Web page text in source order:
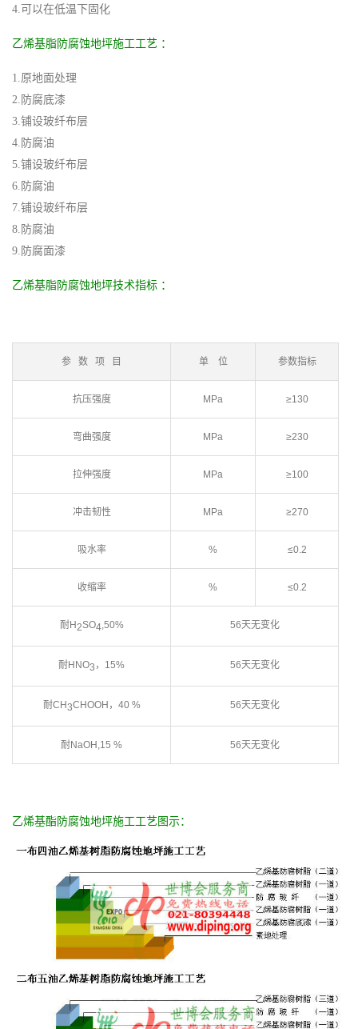
4.可以在低温下固化
乙烯基脂防腐蚀地坪施工工艺 ：
1.原地面处理
2.防腐底漆
3.铺设玻纤布层
4.防腐油
5.铺设玻纤布层
6.防腐油
7.铺设玻纤布层
8.防腐油
9.防腐面漆
乙烯基脂防腐蚀地坪技术指标 ：
参 数 项 目 单 位 参数指标
抗压强度 MPa ≥130
弯曲强度 MPa ≥230
拉伸强度 MPa ≥100
冲击韧性 MPa ≥270
吸水率 % ≤0.2
收缩率 % ≤0.2
耐H2SO4 ,50% 56天无变化
耐HNO3 ，15% 56天无变化
耐CH3CHOOH，40 % 56天无变化
耐NaOH,15 % 56天无变化
乙烯基酯防腐蚀地坪施工工艺图示：